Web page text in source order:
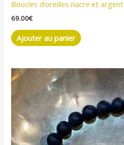
Boucles d’oreilles nacre et argent
69.00€
Ajouter au panier